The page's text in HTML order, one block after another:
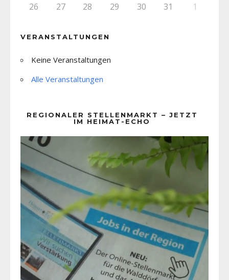
26 27 28 29 30 31 1
VERANSTALTUNGEN
Keine Veranstaltungen
Alle Veranstaltungen
REGIONALER STELLENMARKT – JETZT
IM HEIMAT-ECHO
Player